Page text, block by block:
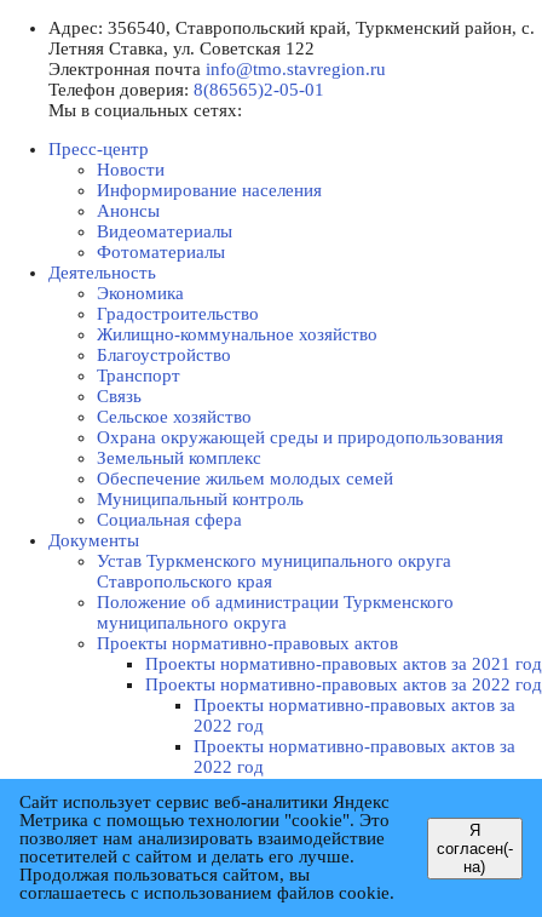
Адрес: 356540, Ставропольский край, Туркменский район, с.
Летняя Ставка, ул. Советская 122
Электронная почта info@tmo.stavregion.ru
Телефон доверия: 8(86565)2-05-01
Мы в социальных сетях:
Пресс-центр
Новости
Информирование населения
Анонсы
Видеоматериалы
Фотоматериалы
Деятельность
Экономика
Градостроительство
Жилищно-коммунальное хозяйство
Благоустройство
Транспорт
Связь
Сельское хозяйство
Охрана окружающей среды и природопользования
Земельный комплекс
Обеспечение жильем молодых семей
Муниципальный контроль
Социальная сфера
Документы
Устав Туркменского муниципального округа
Ставропольского края
Положение об администрации Туркменского
муниципального округа
Проекты нормативно-правовых актов
Проекты нормативно-правовых актов за 2021 год
Проекты нормативно-правовых актов за 2022 год
Проекты нормативно-правовых актов за
2022 год
Проекты нормативно-правовых актов за
2022 год
Проекты нормативно-правовых актов за
2023 год
Проекты нормативно-правовых актов за
2023 год
Проекты нормативно-правовых актов за
Сайт использует сервис веб-аналитики Яндекс
Метрика с помощью технологии "cookie". Это
позволяет нам анализировать взаимодействие
посетителей с сайтом и делать его лучше.
Продолжая пользоваться сайтом, вы
соглашаетесь с использованием файлов cookie.
Я
согласен(-
на)